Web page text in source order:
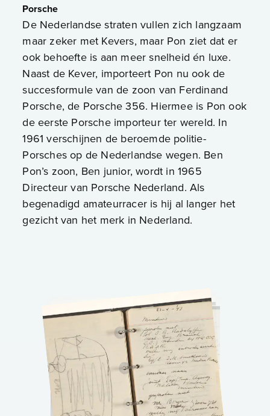
Porsche
De Nederlandse straten vullen zich langzaam
maar zeker met Kevers, maar Pon ziet dat er
ook behoefte is aan meer snelheid én luxe.
Naast de Kever, importeert Pon nu ook de
succesformule van de zoon van Ferdinand
Porsche, de Porsche 356. Hiermee is Pon ook
de eerste Porsche importeur ter wereld. In
1961 verschijnen de beroemde politie-
Porsches op de Nederlandse wegen. Ben
Pon’s zoon, Ben junior, wordt in 1965
Directeur van Porsche Nederland. Als
begenadigd amateurracer is hij al langer het
gezicht van het merk in Nederland.